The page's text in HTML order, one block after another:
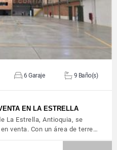
6 Garaje 9 Baño(s)
EN LA ESTRELLA
La Estrella, Antioquia, se
venta. Con un área de terre…